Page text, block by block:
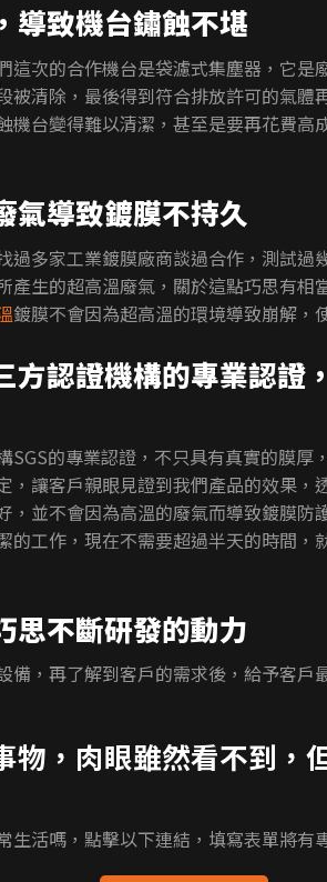
導致機台鏽蝕不堪
這次的合作機台是袋濾式集塵器，它是
被清除，最後得到符合排放許可的氣
機台變得難以清潔，甚至是要再花費高
氣導致鍍膜不持久
過多家工業鍍膜廠商談過合作，測試過
產生的超高溫廢氣，關於這點巧思有相
鍍膜不會因為超高溫的環境導致崩解，
方認證機構的專業認證
SGS的專業認證，不只具有真實的膜厚
，讓客戶親眼見證到我們產品的效果，
，並不會因為高溫的廢氣而導致鍍膜防
的工作，現在不需要超過半天的時間
思不斷研發的動力
備，再了解到客戶的需求後，給予客戶
物，肉眼雖然看不到，
生活嗎，點擊以下連結，填寫表單將有